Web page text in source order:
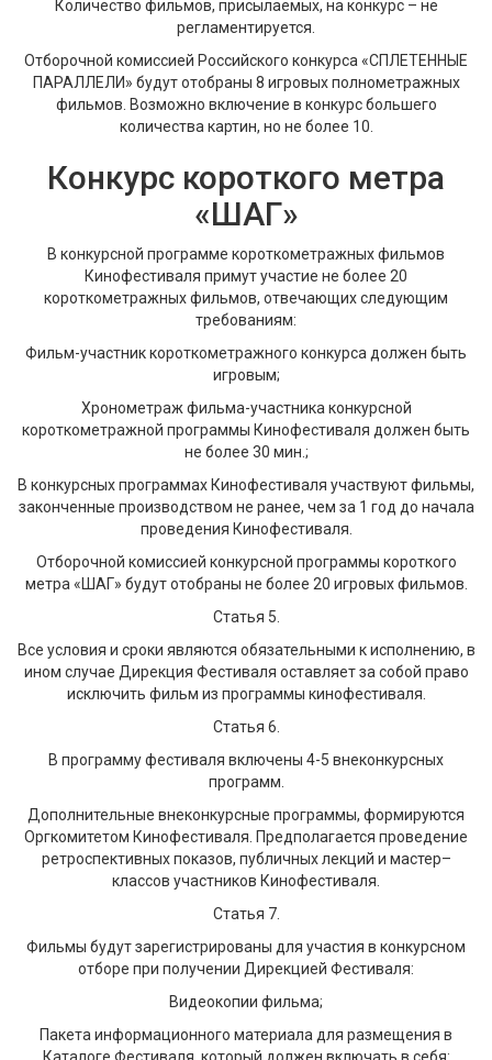
Количество фильмов, присылаемых, на конкурс – не
регламентируется.
Отборочной комиссией Российского конкурса «СПЛЕТЕННЫЕ
ПАРАЛЛЕЛИ» будут отобраны 8 игровых полнометражных
фильмов. Возможно включение в конкурс большего
количества картин, но не более 10.
Конкурс короткого метра
«ШАГ»
В конкурсной программе короткометражных фильмов
Кинофестиваля примут участие не более 20
короткометражных фильмов, отвечающих следующим
требованиям:
Фильм-участник короткометражного конкурса должен быть
игровым;
Хронометраж фильма-участника конкурсной
короткометражной программы Кинофестиваля должен быть
не более 30 мин.;
В конкурсных программах Кинофестиваля участвуют фильмы,
законченные производством не ранее, чем за 1 год до начала
проведения Кинофестиваля.
Отборочной комиссией конкурсной программы короткого
метра «ШАГ» будут отобраны не более 20 игровых фильмов.
Статья 5.
Все условия и сроки являются обязательными к исполнению, в
ином случае Дирекция Фестиваля оставляет за собой право
исключить фильм из программы кинофестиваля.
Статья 6.
В программу фестиваля включены 4-5 внеконкурсных
программ.
Дополнительные внеконкурсные программы, формируются
Оргкомитетом Кинофестиваля. Предполагается проведение
ретроспективных показов, публичных лекций и мастер–
классов участников Кинофестиваля.
Статья 7.
Фильмы будут зарегистрированы для участия в конкурсном
отборе при получении Дирекцией Фестиваля:
Видеокопии фильма;
Пакета информационного материала для размещения в